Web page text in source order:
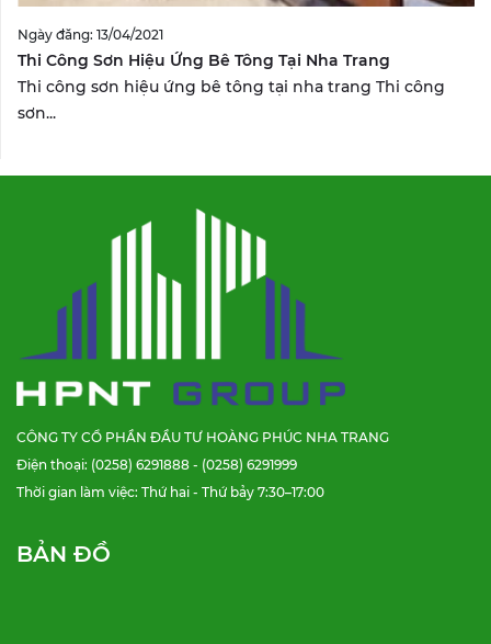
Ngày đăng: 13/04/2021
Thi Công Sơn Hiệu Ứng Bê Tông Tại Nha Trang
Thi công sơn hiệu ứng bê tông tại nha trang Thi công
sơn...
CÔNG TY CỔ PHẦN ĐẦU TƯ HOÀNG PHÚC NHA TRANG
Điện thoại: (0258) 6291888 - (0258) 6291999
Thời gian làm việc: Thứ hai - Thứ bảy 7:30–17:00
BẢN ĐỒ